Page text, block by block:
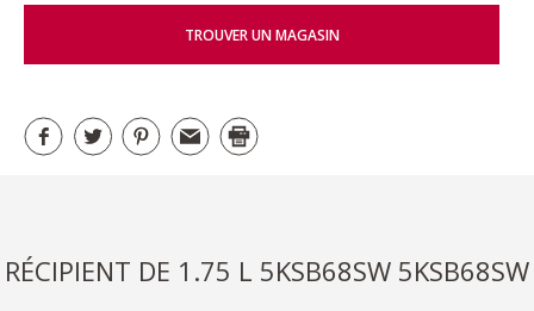
TROUVER UN MAGASIN
RÉCIPIENT DE 1.75 L 5KSB68SW 5KSB68SW